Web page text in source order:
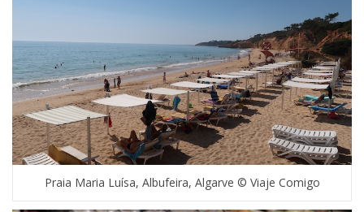
Praia Maria Luísa, Albufeira, Algarve © Viaje Comigo